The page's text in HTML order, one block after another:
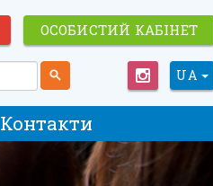
ОСОБИСТИЙ КАБІНЕТ
UA
Контакти